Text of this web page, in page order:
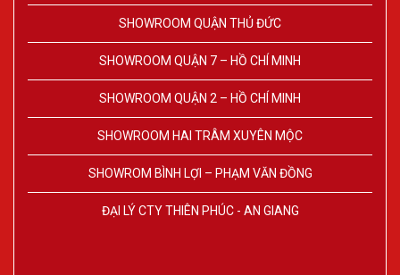
SHOWROOM QUẬN THỦ ĐỨC
SHOWROOM QUẬN 7 – HỒ CHÍ MINH
SHOWROOM QUẬN 2 – HỒ CHÍ MINH
SHOWROOM HAI TRÂM XUYÊN MỘC
SHOWROM BÌNH LỢI – PHẠM VĂN ĐỒNG
ĐẠI LÝ CTY THIÊN PHÚC - AN GIANG